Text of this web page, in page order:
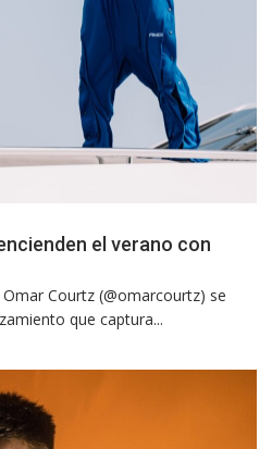
el verano con
Courtz (@omarcourtz) se
que captura...